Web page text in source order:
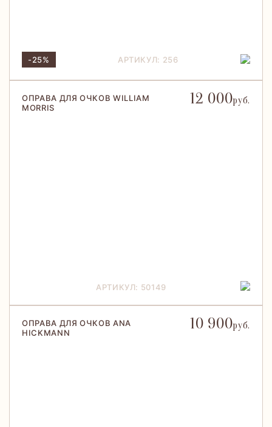
-25% АРТИКУЛ: 256
ОПРАВА ДЛЯ ОЧКОВ WILLIAM
MORRIS
12 000руб.
АРТИКУЛ: 50149
ОПРАВА ДЛЯ ОЧКОВ ANA
HICKMANN
10 900руб.